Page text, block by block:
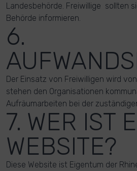
Landesbehörde. Freiwillige sollten
Behörde informieren.
6.
Der Einsatz von Freiwilligen wird
stehen den Organisationen
Aufräumarbeiten bei der
7. WER IST
WEBSITE?
Diese Website ist Eigentum der